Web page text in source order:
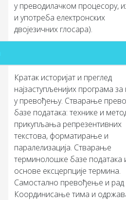
у преводилачком процесору,
и употреба електронских
двојезичних глосара).
Кратак историјат и преглед
најзаступљенијих програма
у превођењу. Стварање
базе података: технике и
прикупљања репрезентивних
текстова, форматирање и
паралелизација. Стварање
терминолошке базе података
основе ексцерпције термина.
Самостално превођење и рад
Координисање тима и